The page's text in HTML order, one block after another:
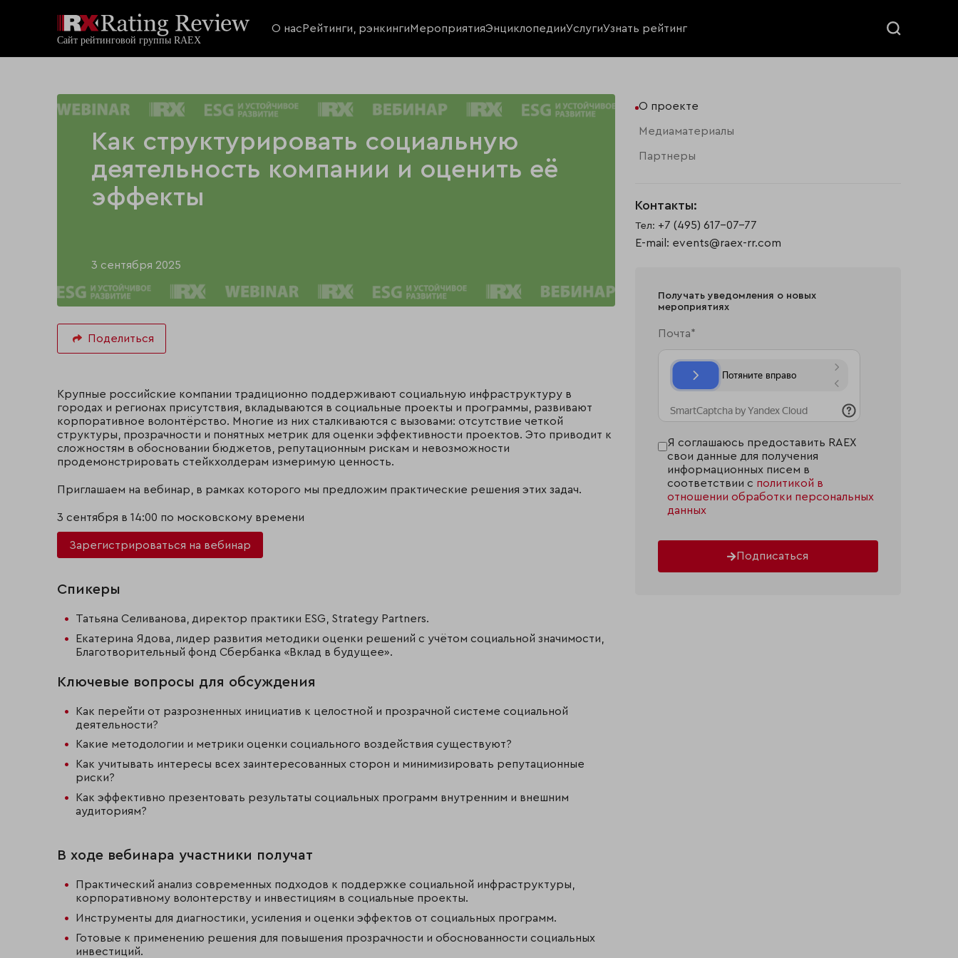
О нас Рейтинги, рэнкингиМероприятияЭнциклопедииУслугиУзнать рейтинг
Как структурировать социальную
деятельность компании и оценить её
эффекты
3 сентября 2025
Поделиться
Крупные российские компании традиционно поддерживают социальную инфраструктуру в
городах и регионах присутствия, вкладываются в социальные проекты и программы, развивают
корпоративное волонтёрство. Многие из них сталкиваются с вызовами: отсутствие четкой
структуры, прозрачности и понятных метрик для оценки эффективности проектов. Это приводит к
сложностям в обосновании бюджетов, репутационным рискам и невозможности
продемонстрировать стейкхолдерам измеримую ценность.
Приглашаем на вебинар, в рамках которого мы предложим практические решения этих задач.
3 сентября в 14:00 по московскому времени
Зарегистрироваться на вебинар
Спикеры
Татьяна Селиванова, директор практики ESG, Strategy Partners.
Екатерина Ядова, лидер развития методики оценки решений с учётом социальной значимости,
Благотворительный фонд Сбербанка «Вклад в будущее».
Ключевые вопросы для обсуждения
Как перейти от разрозненных инициатив к целостной и прозрачной системе социальной
деятельности?
Какие методологии и метрики оценки социального воздействия существуют?
Как учитывать интересы всех заинтересованных сторон и минимизировать репутационные
риски?
Как эффективно презентовать результаты социальных программ внутренним и внешним
аудиториям?
В ходе вебинара участники получат
Практический анализ современных подходов к поддержке социальной инфраструктуры,
корпоративному волонтерству и инвестициям в социальные проекты.
Инструменты для диагностики, усиления и оценки эффектов от социальных программ.
Готовые к применению решения для повышения прозрачности и обоснованности социальных
инвестиций.
О проекте
Медиаматериалы
Партнеры
Контакты:
Тел: +7 (495) 617-07-77
E-mail: events@raex-rr.com
Получать уведомления о новых
мероприятиях
Я соглашаюсь предоставить RAEX
свои данные для получения
информационных писем в
соответствии с политикой в
отношении обработки персональных
данных
Подписаться